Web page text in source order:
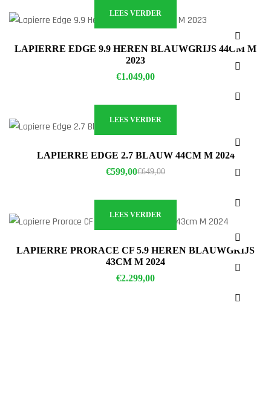
LEES VERDER
LAPIERRE EDGE 9.9 HEREN BLAUWGRIJS 44CM M
2023
€1.049,00
LEES VERDER
LAPIERRE EDGE 2.7 BLAUW 44CM M 2024
€649,00
€599,00
LEES VERDER
LAPIERRE PRORACE CF 5.9 HEREN BLAUWGRIJS
43CM M 2024
€2.299,00